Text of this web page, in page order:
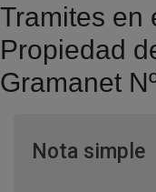
Tramites en
Propiedad
Gramanet
Nota simple